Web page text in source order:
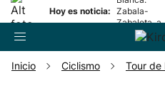
Hoy es noticia: Zabala-
Zabaleta, a
la final
Inicio Ciclismo Tour de